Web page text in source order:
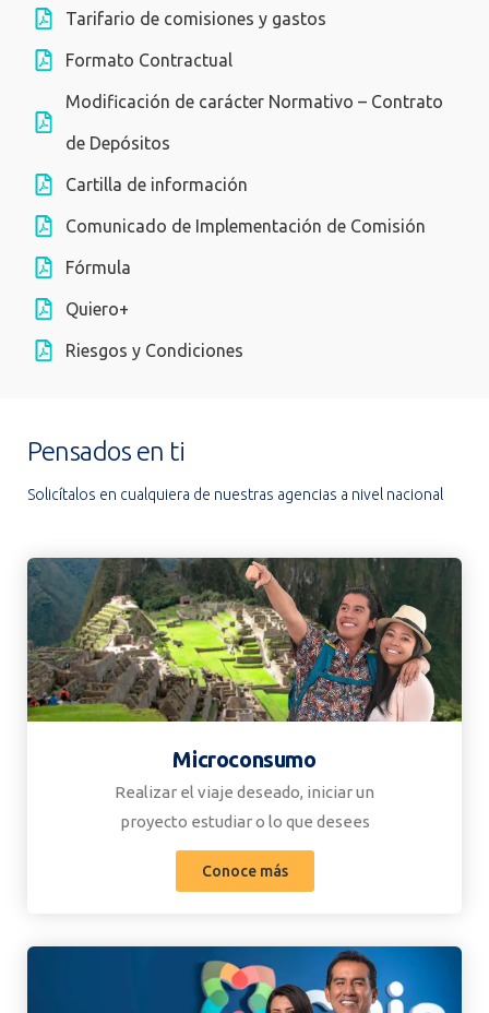
Tarifario de comisiones y gastos
Formato Contractual
Modificación de carácter Normativo – Contrato
de Depósitos
Cartilla de información
Comunicado de Implementación de Comisión
Fórmula
Quiero+
Riesgos y Condiciones
Pensados en ti
Solicítalos en cualquiera de nuestras agencias a nivel nacional
Microconsumo
Realizar el viaje deseado, iniciar un
proyecto estudiar o lo que desees
Conoce más